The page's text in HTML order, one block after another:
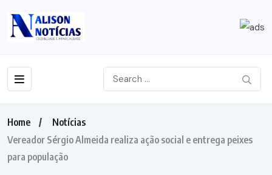
Home
Notícias
Vereador Sérgio Almeida realiza ação social e entrega peixes
para população